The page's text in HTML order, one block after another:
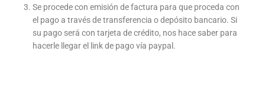
Se procede con emisión de factura para que proceda con
el pago a través de transferencia o depósito bancario. Si
su pago será con tarjeta de crédito, nos hace saber para
hacerle llegar el link de pago vía paypal.